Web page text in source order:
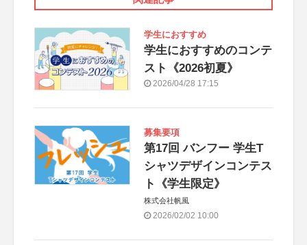
学生におすすめ
学生におすすめのコンテ
スト《2026初夏》
2026/04/28 17:15
募集要項
第17回 バンフー 学生T
シャツデザインコンテス
ト《学生限定》
株式会社帆風
2026/02/02 10:00